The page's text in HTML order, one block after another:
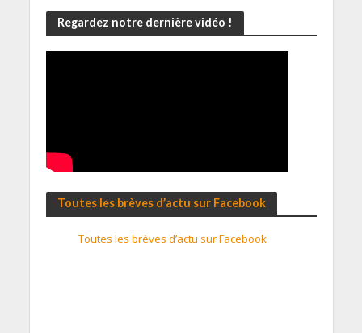
Regardez notre dernière vidéo !
Toutes les brèves d’actu sur Facebook
Toutes les brèves d’actu sur Facebook